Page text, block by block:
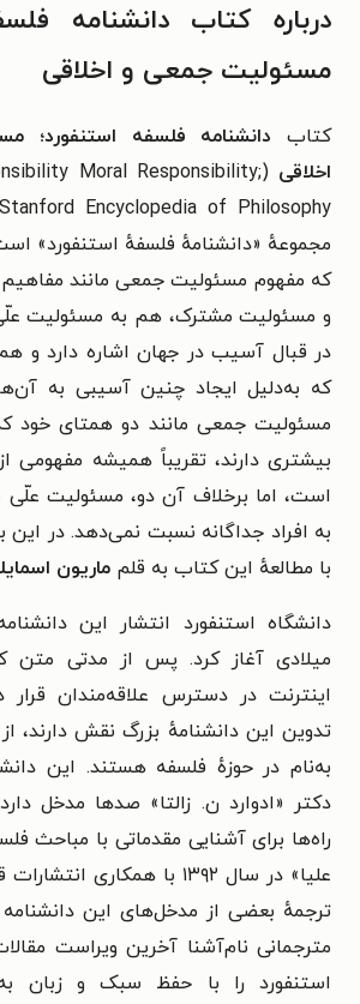
درباره کتاب دانشنامه
مسئولیت جمعی و اخلاقی
کتاب دانشنامه فلسفه
اخلاقی
Moral Responsibility;
مجموعهٔ «دانشنامهٔ فلسفهٔ استنفورد»
که مفهوم مسئولیت جمعی مانند
و مسئولیت مشترک، هم به مسئولیت
در قبال آسیب در جهان اشاره دارد و
که به‌دلیل ایجاد چنین آسیبی به
مسئولیت جمعی مانند دو همتای خود که
بیشتری دارند، تقریباً همیشه مفهومی
است، اما برخلاف آن دو، مسئولیت علّی
به افراد جداگانه نسبت نمی‌دهد. در این
با مطالعهٔ این کتاب به قلم ماریون
میلادی آغاز کرد. پس از مدتی متن
اینترنت در دسترس علاقه‌مندان قرار
تدوین این دانشنامهٔ بزرگ نقش دارند،
به‌نام در حوزهٔ فلسفه هستند. این
دکتر «ادوارد ن. زالتا» صدها مدخل
راه‌ها برای آشنایی مقدماتی با مباحث
علیا» در سال ۱۳۹۲ با همکاری
ترجمهٔ بعضی از مدخل‌های این
مترجمانی نام‌آشنا آخرین ویراست
استنفورد را با حفظ سبک و زبان به